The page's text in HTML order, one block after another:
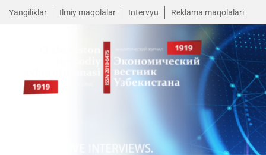
Yangiliklar Ilmiy maqolalar Intervyu Reklama maqolalari